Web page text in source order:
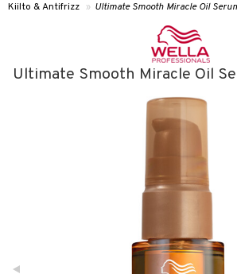
Fitness
Kiilto & Antifrizz » Ultimate Smooth Miracle Oil
Ultimate Smooth Miracle Oil